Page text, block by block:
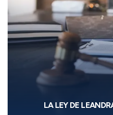
LA LEY DE